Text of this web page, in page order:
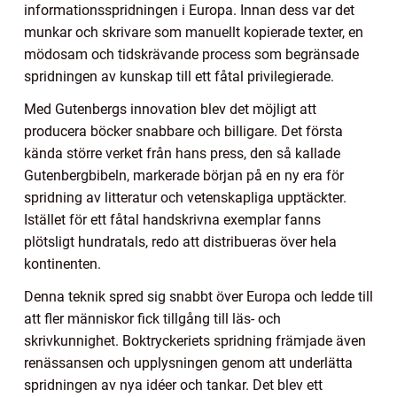
informationsspridningen i Europa. Innan dess var det
munkar och skrivare som manuellt kopierade texter, en
mödosam och tidskrävande process som begränsade
spridningen av kunskap till ett fåtal privilegierade.
Med Gutenbergs innovation blev det möjligt att
producera böcker snabbare och billigare. Det första
kända större verket från hans press, den så kallade
Gutenbergbibeln, markerade början på en ny era för
spridning av litteratur och vetenskapliga upptäckter.
Istället för ett fåtal handskrivna exemplar fanns
plötsligt hundratals, redo att distribueras över hela
kontinenten.
Denna teknik spred sig snabbt över Europa och ledde till
att fler människor fick tillgång till läs- och
skrivkunnighet. Boktryckeriets spridning främjade även
renässansen och upplysningen genom att underlätta
spridningen av nya idéer och tankar. Det blev ett